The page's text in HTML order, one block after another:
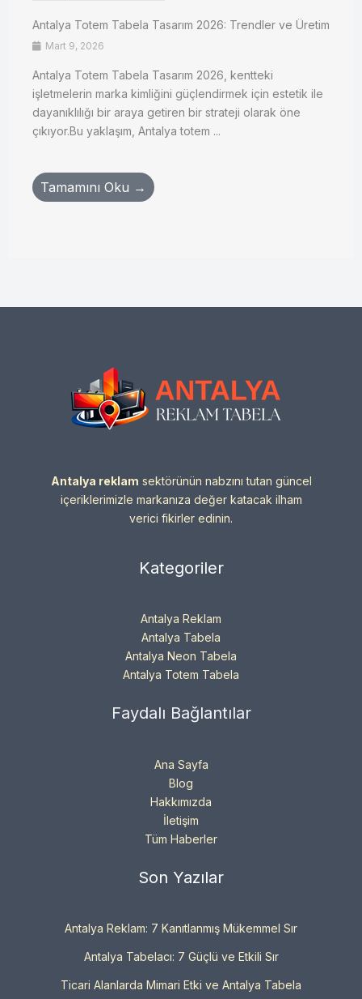
Antalya Totem Tabela Tasarım 2026: Trendler ve Üretim
Mart 9, 2026
Antalya Totem Tabela Tasarım 2026, kentteki
işletmelerin marka kimliğini güçlendirmek için estetik ile
dayanıklılığı bir araya getiren bir strateji olarak öne
çıkıyor.Bu yaklaşım, Antalya totem ...
Tamamını Oku →
Antalya reklam sektörünün nabzını tutan güncel
içeriklerimizle markanıza değer katacak ilham
verici fikirler edinin.
Kategoriler
Antalya Reklam
Antalya Tabela
Antalya Neon Tabela
Antalya Totem Tabela
Faydalı Bağlantılar
Ana Sayfa
Blog
Hakkımızda
İletişim
Tüm Haberler
Son Yazılar
Antalya Reklam: 7 Kanıtlanmış Mükemmel Sır
Antalya Tabelacı: 7 Güçlü ve Etkili Sır
Ticari Alanlarda Mimari Etki ve Antalya Tabela